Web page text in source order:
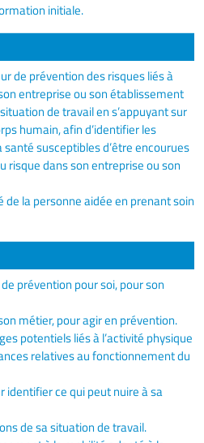
initiale.
de prévention des risques liés à
entreprise ou son établissement
de travail en s’appuyant sur
humain, afin d’identifier les
susceptibles d’être encourues
risque dans son entreprise ou son
la personne aidée en prenant soin
prévention pour soi, pour son
métier, pour agir en prévention.
potentiels liés à l’activité physique
relatives au fonctionnement du
identifier ce qui peut nuire à sa
de sa situation de travail.